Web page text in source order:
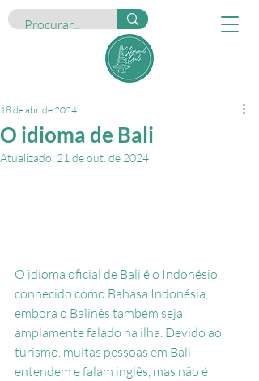
O idioma de Bali
18 de abr. de 2024
Atualizado: 21 de out. de 2024
O idioma oficial de Bali é o Indonésio,
conhecido como Bahasa Indonésia,
embora o Balinês também seja
amplamente falado na ilha. Devido ao
turismo, muitas pessoas em Bali
entendem e falam inglês, mas não é